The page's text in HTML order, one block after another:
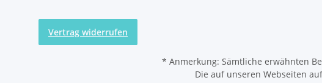
Vertrag widerrufen
* Anmerkung: Sämtliche erwähnten
Die auf unseren Webseiten